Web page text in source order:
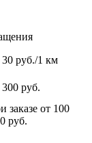
30 руб./1 км
300 руб.
заказе от 100
руб.